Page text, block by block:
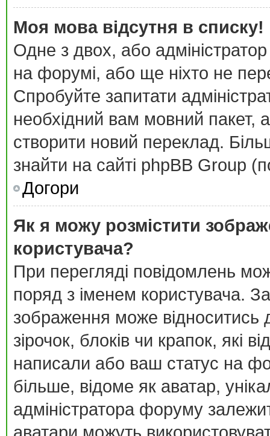
Моя мова відсутня в списку!
Одне з двох, або
на форумі, або ще ніхто не
Спробуйте запитати
необхідний вам мовний пакет,
створити новий переклад.
знайти на сайті phpBB Group
Догори
Як я можу розмістити
користувача?
При перегляді повідомлень
поряд з іменем користувача.
зображення може відноситись
зірочок, блоків чи крапок, які
написали або ваш статус на
більше, відоме як аватар,
адміністратора форуму